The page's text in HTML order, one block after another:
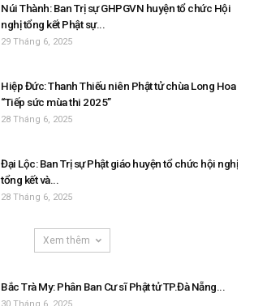
Núi Thành: Ban Trị sự GHPGVN huyện tổ chức Hội
nghị tổng kết Phật sự...
29 Tháng 6, 2025
Hiệp Đức: Thanh Thiếu niên Phật tử chùa Long Hoa
“Tiếp sức mùa thi 2025”
28 Tháng 6, 2025
Đại Lộc: Ban Trị sự Phật giáo huyện tổ chức hội nghị
tổng kết và...
28 Tháng 6, 2025
Xem thêm
Bắc Trà My: Phân Ban Cư sĩ Phật tử TP.Đà Nẵng...